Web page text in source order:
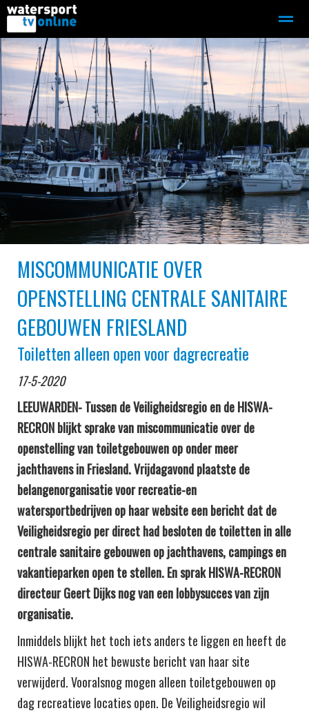
Zeilen Motorboot-sloep Adverteren Redactie
Home Contact Bellen Zoeken
MISCOMMUNICATIE OVER
OPENSTELLING CENTRALE SANITAIRE
GEBOUWEN FRIESLAND
Toiletten alleen open voor dagrecreatie
17-5-2020
LEEUWARDEN- Tussen de Veiligheidsregio en de HISWA-
RECRON blijkt sprake van miscommunicatie over de
openstelling van toiletgebouwen op onder meer
jachthavens in Friesland. Vrijdagavond plaatste de
belangenorganisatie voor recreatie-en
watersportbedrijven op haar website een bericht dat de
Veiligheidsregio per direct had besloten de toiletten in alle
centrale sanitaire gebouwen op jachthavens, campings en
vakantieparken open te stellen. En sprak HISWA-RECRON
directeur Geert Dijks nog van een lobbysucces van zijn
organisatie.
Inmiddels blijkt het toch iets anders te liggen en heeft de
HISWA-RECRON het bewuste bericht van haar site
verwijderd. Vooralsnog mogen alleen toiletgebouwen op
dag recreatieve locaties open. De Veiligheidsregio wil